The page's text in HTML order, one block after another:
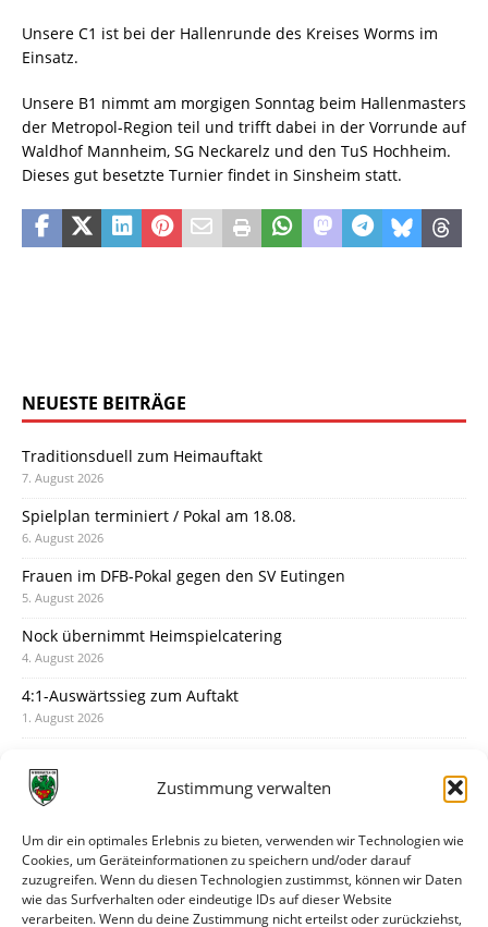
Zustimmung verwalten
Um dir ein optimales Erlebnis zu bieten, verwenden wir Technologien wie
Cookies, um Geräteinformationen zu speichern und/oder darauf
zuzugreifen. Wenn du diesen Technologien zustimmst, können wir Daten
wie das Surfverhalten oder eindeutige IDs auf dieser Website
verarbeiten. Wenn du deine Zustimmung nicht erteilst oder zurückziehst,
Unsere C1 ist bei der Hallenrunde des Kreises Worms im
Einsatz.
Unsere B1 nimmt am morgigen Sonntag beim Hallenmasters
der Metropol-Region teil und trifft dabei in der Vorrunde auf
Waldhof Mannheim, SG Neckarelz und den TuS Hochheim.
Dieses gut besetzte Turnier findet in Sinsheim statt.
NEUESTE BEITRÄGE
Traditionsduell zum Heimauftakt
7. August 2026
Spielplan terminiert / Pokal am 18.08.
6. August 2026
Frauen im DFB-Pokal gegen den SV Eutingen
5. August 2026
Nock übernimmt Heimspielcatering
4. August 2026
4:1-Auswärtssieg zum Auftakt
1. August 2026
31. Juli 2026
30. Juli 2026
Deine Spielminute: 89+1
28. Juli 2026